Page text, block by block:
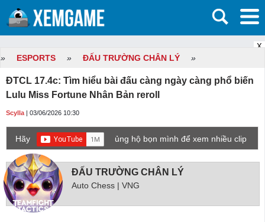
X
» ESPORTS » ĐẤU TRƯỜNG CHÂN LÝ »
ĐTCL 17.4c: Tìm hiểu bài đấu càng ngày càng phổ biến
Lulu Miss Fortune Nhân Bản reroll
Scylla | 03/06/2026 10:30
Hãy
ủng hộ bọn mình để xem nhiều clip
game mới hơn nhé!
ĐẤU TRƯỜNG CHÂN LÝ
Auto Chess | VNG